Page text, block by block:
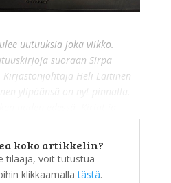
uutuuksia joka viikko.
suoraan Sirpa
Kirjastonjohtaja Heli Laitinen
koko artikkelin?
tilaaja, voit tutustua
klikkaamallatästä.